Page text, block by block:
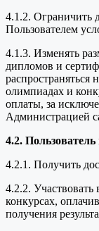
4.1.2. Ограничить
Пользователем
4.1.3. Изменять
дипломов и
распространяться
олимпиадах и
оплаты, за
Администрацией
4.2. Пользователь
4.2.1. Получить
4.2.2. Участвовать
конкурсах,
получения